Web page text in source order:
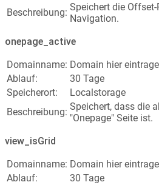
Beschreibung: Speichert die
Navigation.
onepage_active
Domainname: Domain hier
Ablauf:
30 Tage
Speicherort:
Localstorage
Beschreibung: Speichert, dass die
"Onepage" Seite ist.
view_isGrid
Domainname: Domain hier
Ablauf:
30 Tage